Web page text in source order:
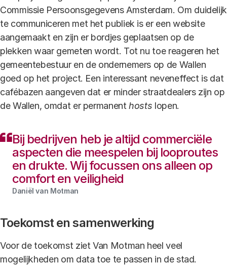
Commissie Persoonsgegevens Amsterdam. Om duidelijk
te communiceren met het publiek is er een website
aangemaakt en zijn er bordjes geplaatsen op de
plekken waar gemeten wordt. Tot nu toe reageren het
gemeentebestuur en de ondernemers op de Wallen
goed op het project. Een interessant neveneffect is dat
cafébazen aangeven dat er minder straatdealers zijn op
de Wallen, omdat er permanenthosts lopen.
Bij bedrijven heb je altijd commerciële
aspecten die meespelen bij looproutes
en drukte. Wij focussen ons alleen op
comfort en veiligheid
Daniël van Motman
Toekomst en samenwerking
Voor de toekomst ziet Van Motman heel veel
mogelijkheden om data toe te passen in de stad.